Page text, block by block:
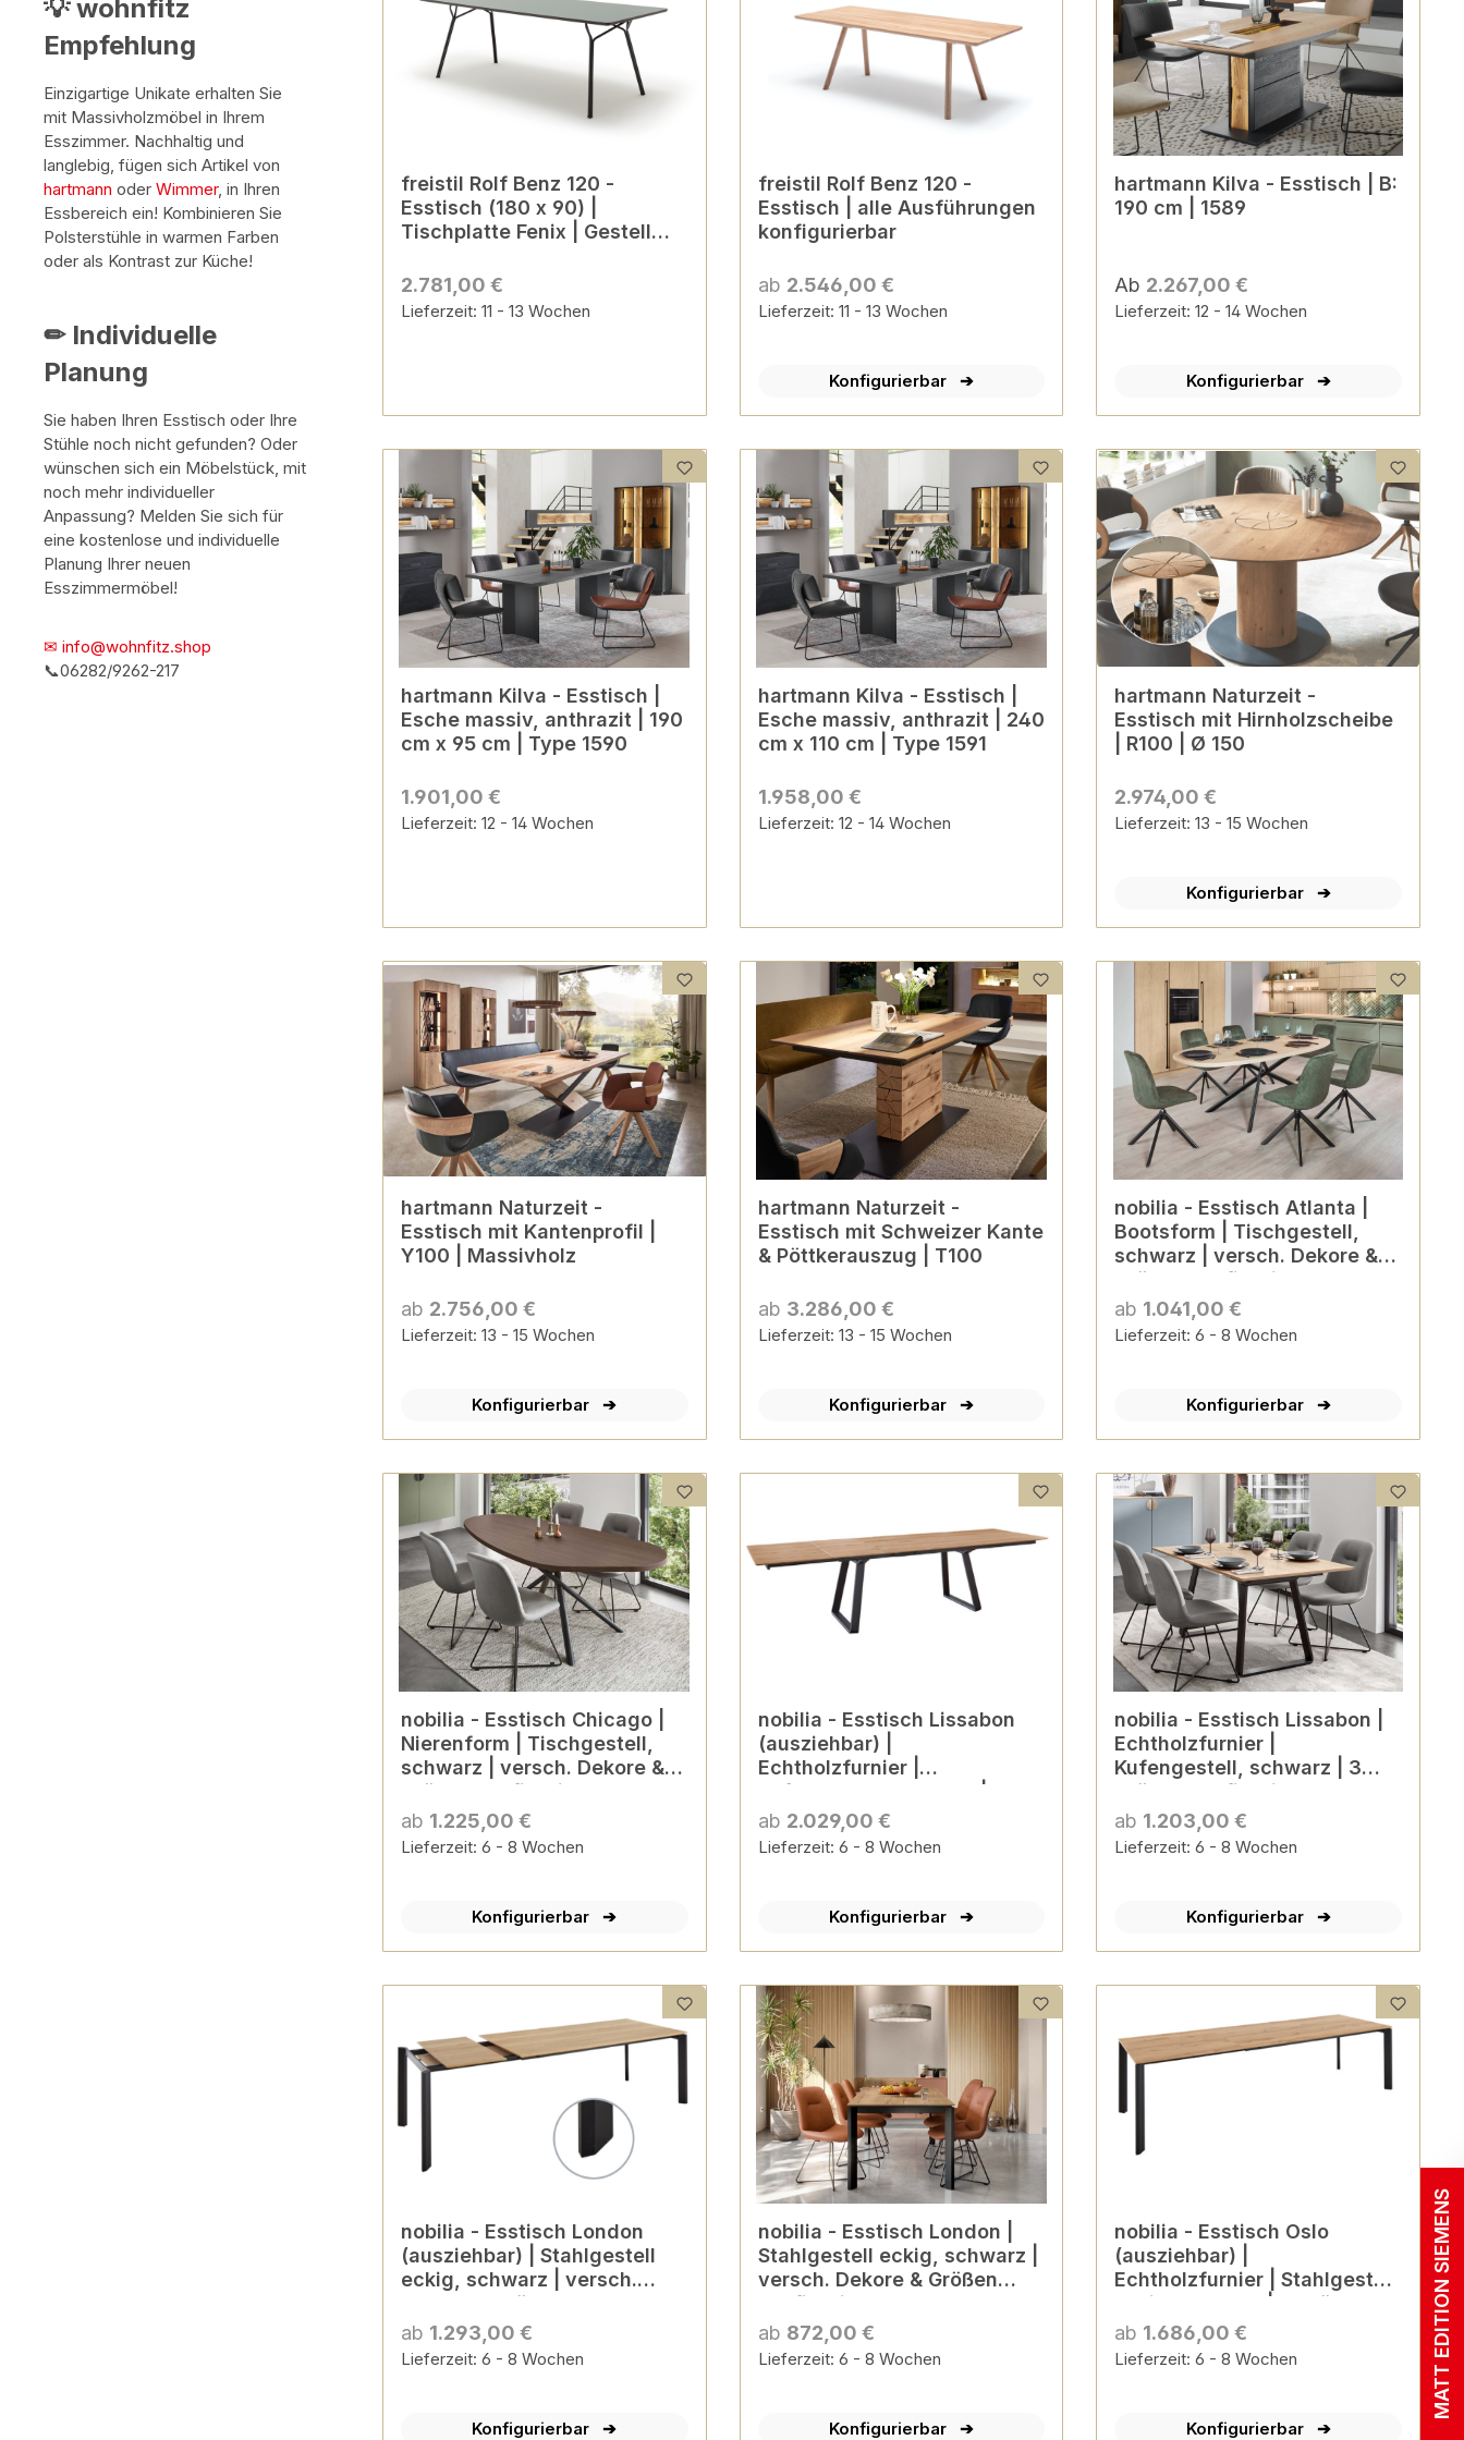
💡 wohnfitz
Empfehlung
Einzigartige Unikate erhalten Sie
mit Massivholzmöbel in Ihrem
Esszimmer. Nachhaltig und
langlebig, fügen sich Artikel von
hartmann oder Wimmer, in Ihren
Essbereich ein! Kombinieren Sie
Polsterstühle in warmen Farben
oder als Kontrast zur Küche!
✏ Individuelle
Planung
Sie haben Ihren Esstisch oder Ihre
Stühle noch nicht gefunden? Oder
wünschen sich ein Möbelstück, mit
noch mehr individueller
Anpassung? Melden Sie sich für
eine kostenlose und individuelle
Planung Ihrer neuen
Esszimmermöbel!
✉ info@wohnfitz.shop
📞06282/9262-217
freistil Rolf Benz 120 -
Esstisch (180 x 90) |
Tischplatte Fenix | Gestell
2.781,00 €
Lieferzeit: 11 - 13 Wochen
freistil Rolf Benz 120 -
Esstisch | alle Ausführungen
konfigurierbar
ab 2.546,00 €
Lieferzeit: 11 - 13 Wochen
Konfigurierbar
hartmann Kilva - Esstisch | B:
190 cm | 1589
Ab 2.267,00 €
Lieferzeit: 12 - 14 Wochen
Konfigurierbar
hartmann Kilva - Esstisch |
Esche massiv, anthrazit | 190
cm x 95 cm | Type 1590
1.901,00 €
Lieferzeit: 12 - 14 Wochen
hartmann Kilva - Esstisch |
Esche massiv, anthrazit | 240
cm x 110 cm | Type 1591
1.958,00 €
Lieferzeit: 12 - 14 Wochen
hartmann Naturzeit -
Esstisch mit Hirnholzscheibe
| R100 | Ø 150
2.974,00 €
Lieferzeit: 13 - 15 Wochen
Konfigurierbar
hartmann Naturzeit -
Esstisch mit Kantenprofil |
Y100 | Massivholz
ab 2.756,00 €
Lieferzeit: 13 - 15 Wochen
Konfigurierbar
hartmann Naturzeit -
Esstisch mit Schweizer Kante
& Pöttkerauszug | T100
ab 3.286,00 €
Lieferzeit: 13 - 15 Wochen
Konfigurierbar
nobilia - Esstisch Atlanta |
Bootsform | Tischgestell,
schwarz | versch. Dekore &
Größen konfigurierbar
ab 1.041,00 €
Lieferzeit: 6 - 8 Wochen
Konfigurierbar
nobilia - Esstisch Chicago |
Nierenform | Tischgestell,
schwarz | versch. Dekore &
Größen konfigurierbar
ab 1.225,00 €
Lieferzeit: 6 - 8 Wochen
Konfigurierbar
nobilia - Esstisch Lissabon
(ausziehbar) |
Echtholzfurnier |
Kufengestell, schwarz | 3
Größen konfigurierbar
ab 2.029,00 €
Lieferzeit: 6 - 8 Wochen
Konfigurierbar
nobilia - Esstisch Lissabon |
Echtholzfurnier |
Kufengestell, schwarz | 3
Größen konfigurierbar
ab 1.203,00 €
Lieferzeit: 6 - 8 Wochen
Konfigurierbar
nobilia - Esstisch London
(ausziehbar) | Stahlgestell
eckig, schwarz | versch.
Dekore & Größen
konfigurierbar
ab 1.293,00 €
Lieferzeit: 6 - 8 Wochen
Konfigurierbar
nobilia - Esstisch London |
Stahlgestell eckig, schwarz |
versch. Dekore & Größen
konfigurierbar
ab 872,00 €
Lieferzeit: 6 - 8 Wochen
Konfigurierbar
nobilia - Esstisch Oslo
(ausziehbar) |
Echtholzfurnier | Stahlgestell
eckig, schwarz | 3 Größen
konfigurierbar
ab 1.686,00 €
Lieferzeit: 6 - 8 Wochen
Konfigurierbar
MATT EDITION SIEMENS